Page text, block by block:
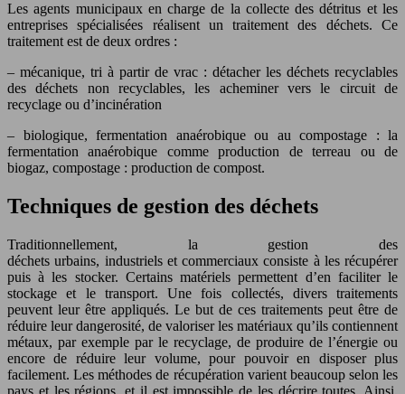
Les agents municipaux en charge de la collecte des détritus et les
entreprises spécialisées réalisent un traitement des déchets. Ce
traitement est de deux ordres :
– mécanique, tri à partir de vrac : détacher les déchets recyclables
des déchets non recyclables, les acheminer vers le circuit de
recyclage ou d’incinération
– biologique, fermentation anaérobique ou au compostage : la
fermentation anaérobique comme production de terreau ou de
biogaz, compostage : production de compost.
Techniques de gestion des déchets
Traditionnellement, la gestion des
déchets urbains, industriels et commerciaux consiste à les récupérer
puis à les stocker. Certains matériels permettent d’en faciliter le
stockage et le transport. Une fois collectés, divers traitements
peuvent leur être appliqués. Le but de ces traitements peut être de
réduire leur dangerosité, de valoriser les matériaux qu’ils contiennent
métaux, par exemple par le recyclage, de produire de l’énergie ou
encore de réduire leur volume, pour pouvoir en disposer plus
facilement. Les méthodes de récupération varient beaucoup selon les
pays et les régions, et il est impossible de les décrire toutes. Ainsi,